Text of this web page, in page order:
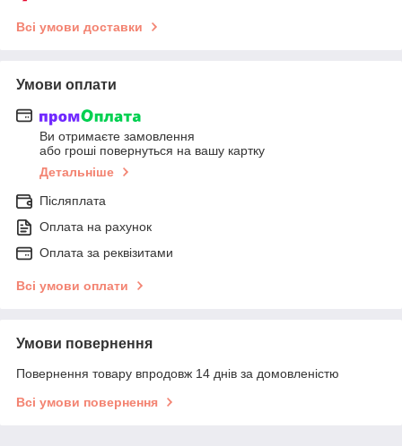
Всі умови доставки
Умови оплати
Ви отримаєте замовлення
або гроші повернуться на вашу картку
Детальніше
Післяплата
Оплата на рахунок
Оплата за реквізитами
Всі умови оплати
Умови повернення
Повернення товару впродовж 14 днів за домовленістю
Всі умови повернення